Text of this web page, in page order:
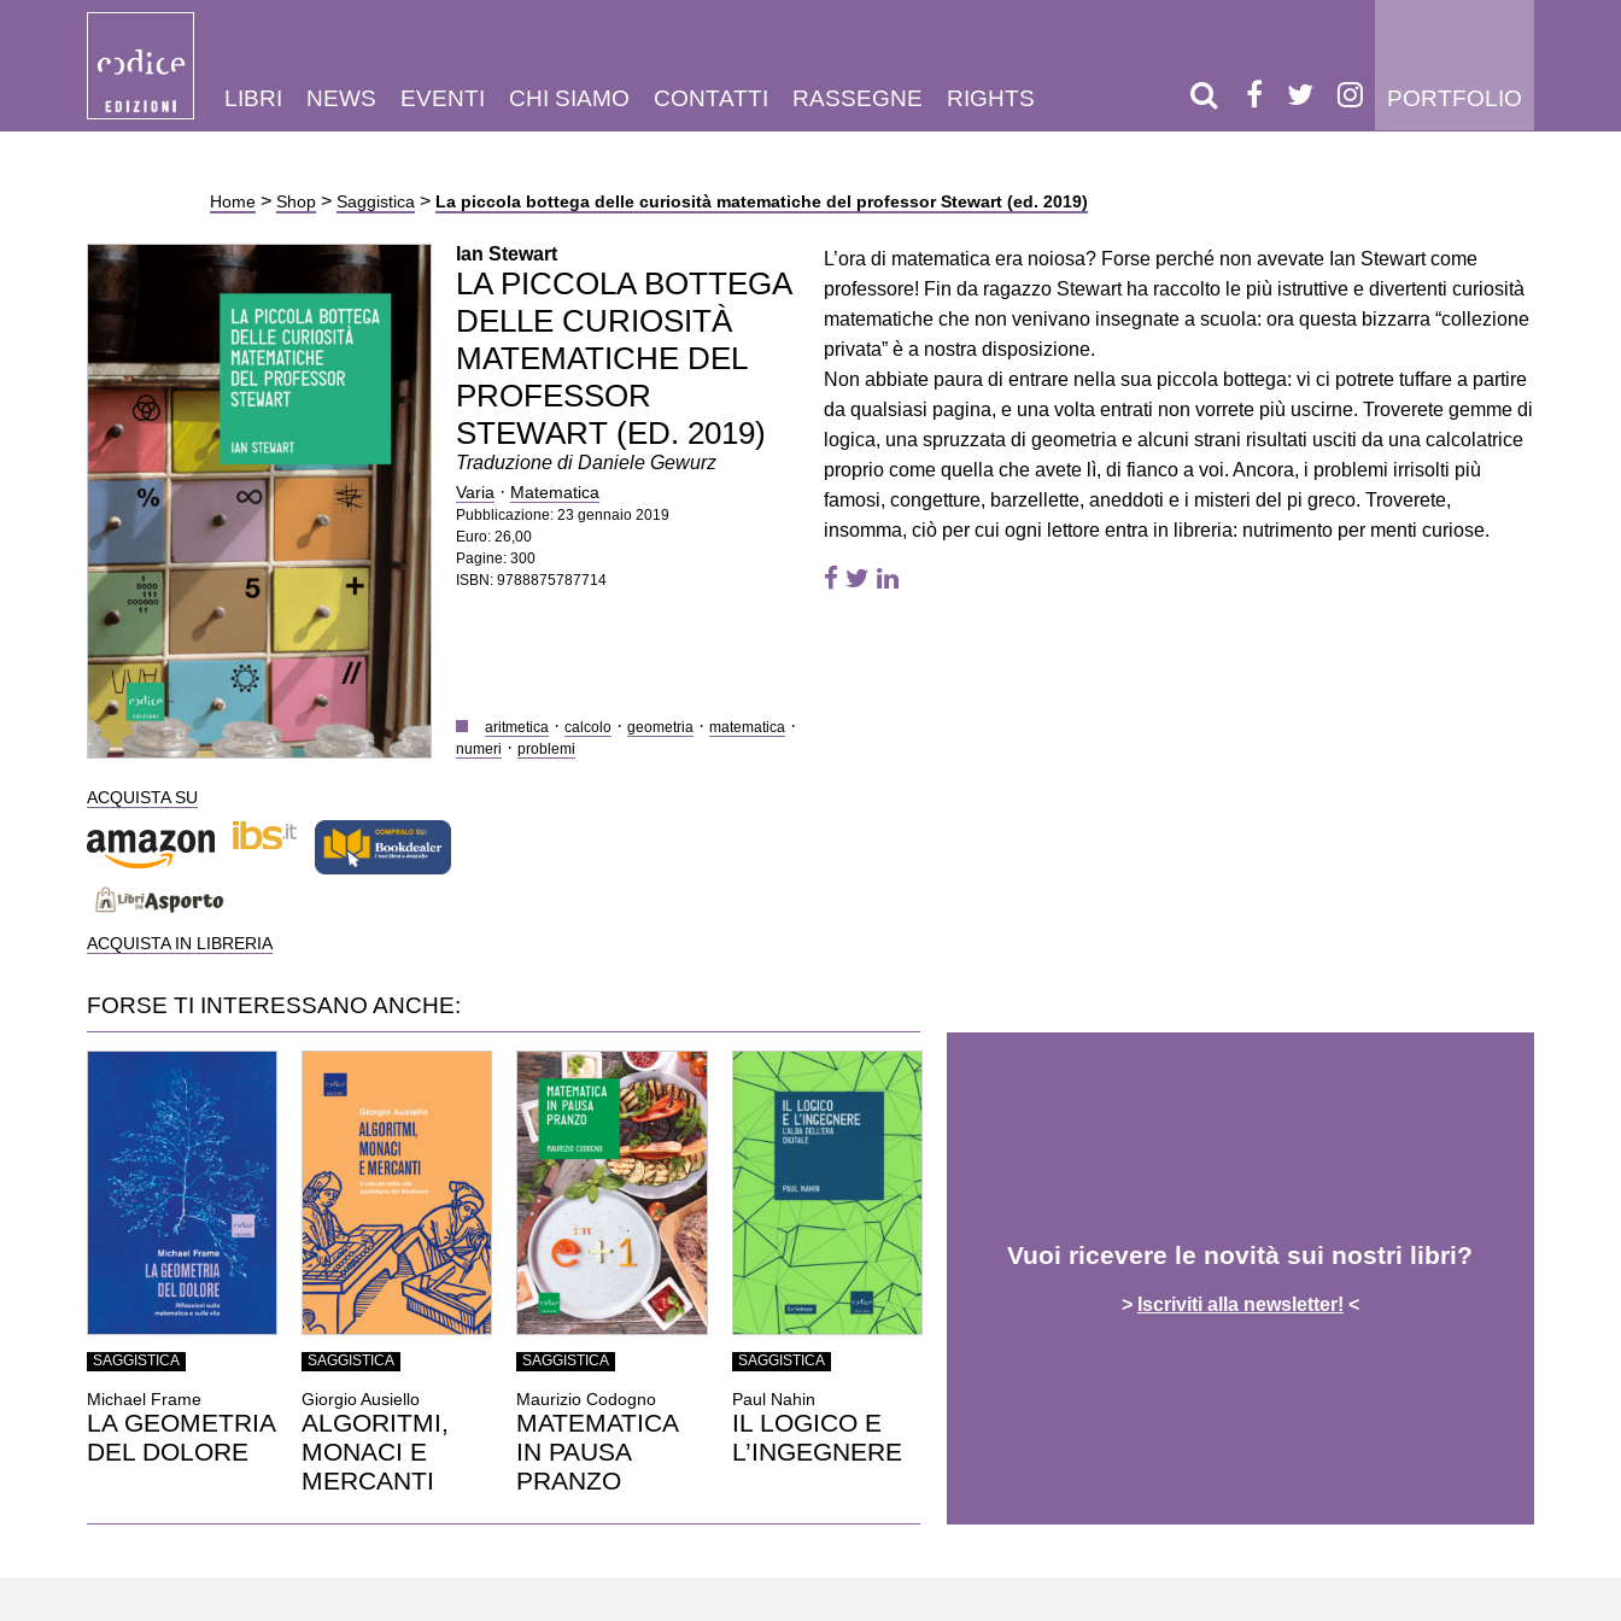
LIBRI NEWS EVENTI CHI SIAMO CONTATTI RASSEGNE RIGHTS PORTFOLIO
Home> Shop> Saggistica > La piccola bottega delle curiosità matematiche del professor Stewart (ed. 2019)
Ian Stewart
LA PICCOLA BOTTEGA
DELLE CURIOSITÀ
MATEMATICHE DEL
PROFESSOR
STEWART (ED. 2019)
Traduzione di Daniele Gewurz
Varia · Matematica
Pubblicazione: 23 gennaio 2019
Euro: 26,00
Pagine: 300
ISBN: 9788875787714
aritmetica· calcolo· geometria· matematica·
numeri · problemi
ACQUISTA SU
ACQUISTA IN LIBRERIA
L’ora di matematica era noiosa? Forse perché non avevate Ian Stewart come
professore! Fin da ragazzo Stewart ha raccolto le più istruttive e divertenti curiosità
matematiche che non venivano insegnate a scuola: ora questa bizzarra “collezione
privata” è a nostra disposizione.
Non abbiate paura di entrare nella sua piccola bottega: vi ci potrete tuffare a partire
da qualsiasi pagina, e una volta entrati non vorrete più uscirne. Troverete gemme di
logica, una spruzzata di geometria e alcuni strani risultati usciti da una calcolatrice
proprio come quella che avete lì, di fianco a voi. Ancora, i problemi irrisolti più
famosi, congetture, barzellette, aneddoti e i misteri del pi greco. Troverete,
insomma, ciò per cui ogni lettore entra in libreria: nutrimento per menti curiose.
FORSE TI INTERESSANO ANCHE:
SAGGISTICA
Michael Frame
LA GEOMETRIA
DEL DOLORE
SAGGISTICA
Giorgio Ausiello
ALGORITMI,
MONACI E
MERCANTI
SAGGISTICA
Maurizio Codogno
MATEMATICA
IN PAUSA
PRANZO
SAGGISTICA
Paul Nahin
IL LOGICO E
L’INGEGNERE
Vuoi ricevere le novità sui nostri libri?
> Iscriviti alla newsletter! <